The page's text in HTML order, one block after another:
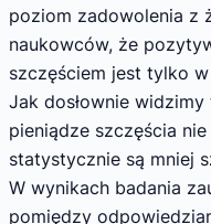
poziom zadowolenia z
naukowców, że
szczęściem jest tylko
Jak dosłownie
pieniądze szczęścia
statystycznie są mniej
W wynikach badania
pomiędzy